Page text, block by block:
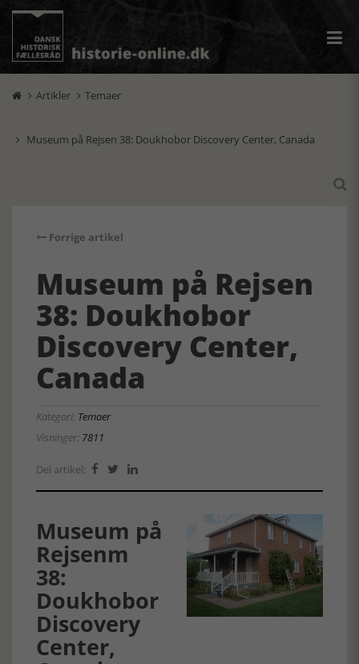
 Artikler  Temaer
 Museum på Rejsen 38: Doukhobor Discovery Center, Canada

Forrige artikel
Museum på Rejsen
38: Doukhobor
Discovery Center,
Canada
Kategori: Temaer
Visninger: 7811
Del artikel:   
Museum på
Rejsenm
38:
Doukhobor
Discovery
Center,